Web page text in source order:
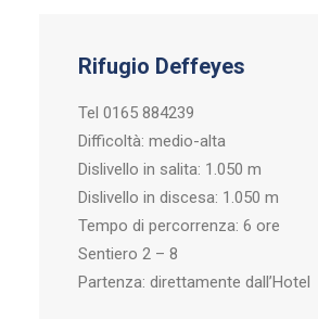
Rifugio Deffeyes
Tel 0165 884239
Difficoltà: medio-alta
Dislivello in salita: 1.050 m
Dislivello in discesa: 1.050 m
Tempo di percorrenza: 6 ore
Sentiero 2 – 8
Partenza: direttamente dall’Hotel